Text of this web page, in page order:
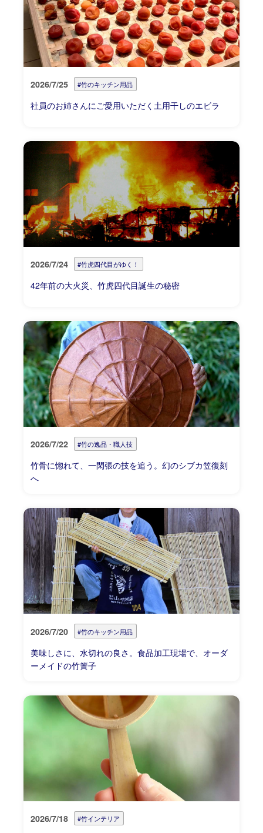
2026/7/25 #竹のキッチン用品
社員のお姉さんにご愛用いただく土用干しのエビラ
2026/7/24 #竹虎四代目がゆく！
42年前の大火災、竹虎四代目誕生の秘密
2026/7/22 #竹の逸品・職人技
竹骨に惚れて、一閑張の技を追う。幻のシブカ笠復刻
へ
2026/7/20 #竹のキッチン用品
美味しさに、水切れの良さ。食品加工現場で、オーダ
ーメイドの竹簀子
2026/7/18 #竹インテリア